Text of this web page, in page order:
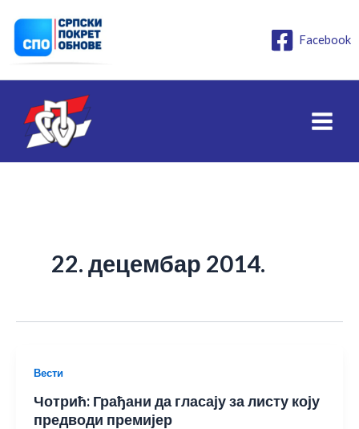
садржај
Facebook
22. децембар 2014.
Вести
Чотрић: Грађани да гласају за листу коју
предводи премијер